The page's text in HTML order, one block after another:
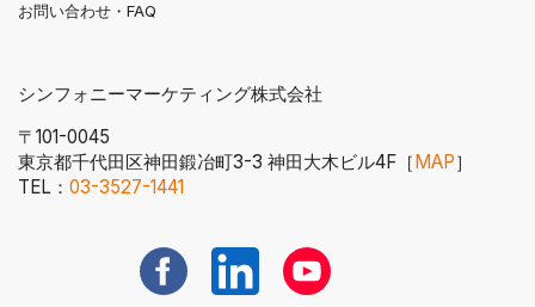
お問い合わせ・FAQ
シンフォニーマーケティング株式会社
〒101-0045
東京都千代田区神田鍛冶町3-3 神田大木ビル4F［ MAP］
TEL： 03-3527-1441
新規ウィンドウで開く
新規ウィンドウで開く